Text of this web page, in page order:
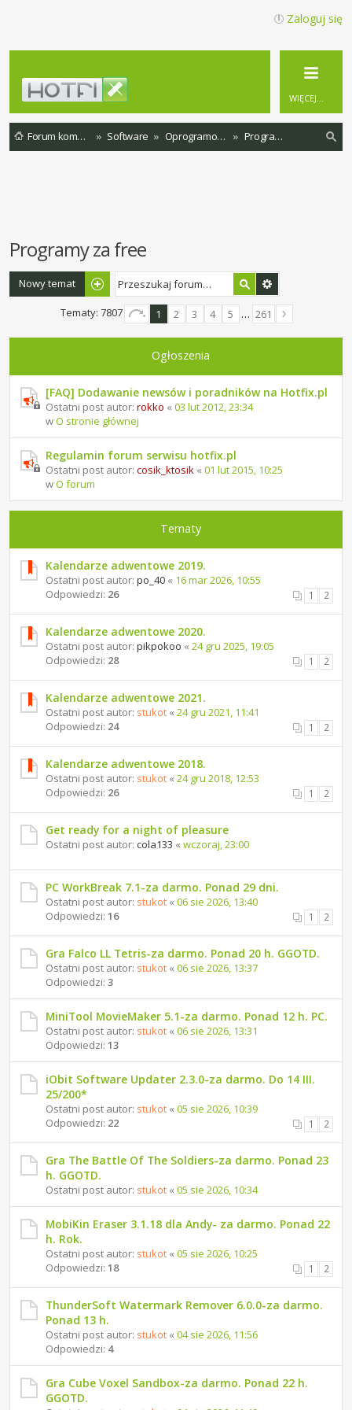
Zaloguj się
WIĘCEJ…
Forum komputerowe Software Oprogramowanie
Programy za free
Programy za free
Nowy temat
Tematy: 7807 1 2 3 4 5 … 261
Ogłoszenia
[FAQ] Dodawanie newsów i poradników na Hotfix.pl
Ostatni post autor: rokko « 03 lut 2012, 23:34
wO stronie głównej
Regulamin forum serwisu hotfix.pl
Ostatni post autor: cosik_ktosik « 01 lut 2015, 10:25
wO forum
Tematy
Kalendarze adwentowe 2019.
Ostatni post autor: po_40 « 16 mar 2026, 10:55
Odpowiedzi: 26 1 2
Kalendarze adwentowe 2020.
Ostatni post autor: pikpokoo « 24 gru 2025, 19:05
Odpowiedzi: 28 1 2
Kalendarze adwentowe 2021.
Ostatni post autor: stukot « 24 gru 2021, 11:41
Odpowiedzi: 24 1 2
Kalendarze adwentowe 2018.
Ostatni post autor: stukot « 24 gru 2018, 12:53
Odpowiedzi: 26 1 2
Get ready for a night of pleasure
Ostatni post autor: cola133 « wczoraj, 23:00
PC WorkBreak 7.1-za darmo. Ponad 29 dni.
Ostatni post autor: stukot « 06 sie 2026, 13:40
Odpowiedzi: 16 1 2
Gra Falco LL Tetris-za darmo. Ponad 20 h. GGOTD.
Ostatni post autor: stukot « 06 sie 2026, 13:37
Odpowiedzi: 3
MiniTool MovieMaker 5.1-za darmo. Ponad 12 h. PC.
Ostatni post autor: stukot « 06 sie 2026, 13:31
Odpowiedzi: 13
iObit Software Updater 2.3.0-za darmo. Do 14 III.
25/200*
Ostatni post autor: stukot « 05 sie 2026, 10:39
Odpowiedzi: 22 1 2
Gra The Battle Of The Soldiers-za darmo. Ponad 23
h. GGOTD.
Ostatni post autor: stukot « 05 sie 2026, 10:34
MobiKin Eraser 3.1.18 dla Andy- za darmo. Ponad 22
h. Rok.
Ostatni post autor: stukot « 05 sie 2026, 10:25
Odpowiedzi: 18 1 2
ThunderSoft Watermark Remover 6.0.0-za darmo.
Ponad 13 h.
Ostatni post autor: stukot « 04 sie 2026, 11:56
Odpowiedzi: 4
Gra Cube Voxel Sandbox-za darmo. Ponad 22 h.
GGOTD.